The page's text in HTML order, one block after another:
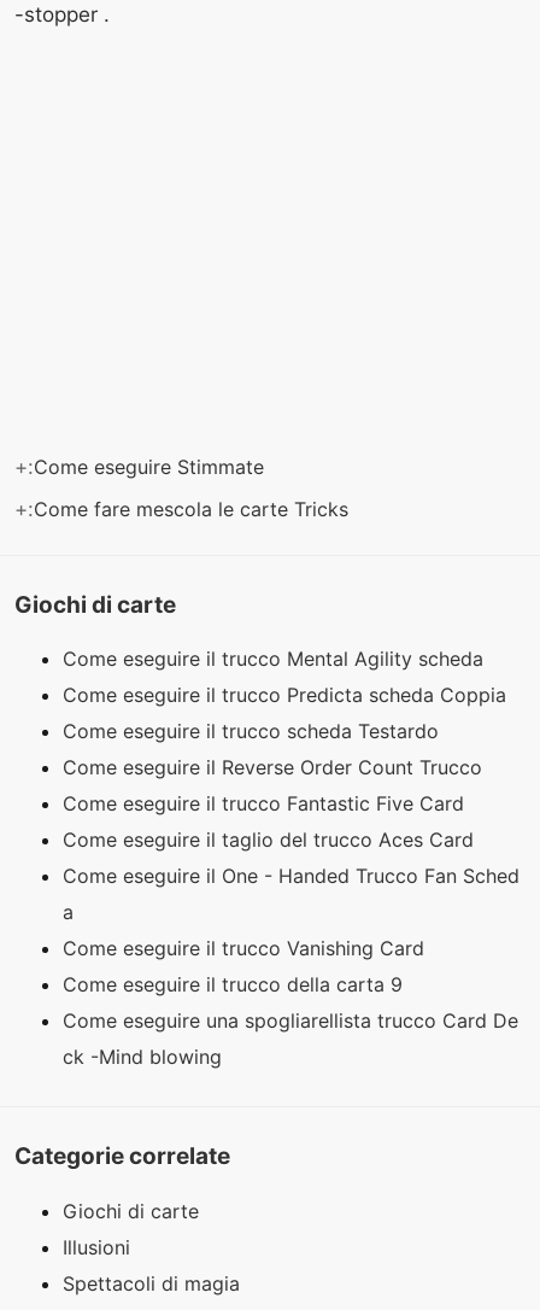
-stopper .
+:Come eseguire Stimmate
+:Come fare mescola le carte Tricks
Giochi di carte
Come eseguire il trucco Mental Agility scheda
Come eseguire il trucco Predicta scheda Coppia
Come eseguire il trucco scheda Testardo
Come eseguire il Reverse Order Count Trucco
Come eseguire il trucco Fantastic Five Card
Come eseguire il taglio del trucco Aces Card
Come eseguire il One - Handed Trucco Fan Sched
a
Come eseguire il trucco Vanishing Card
Come eseguire il trucco della carta 9
Come eseguire una spogliarellista trucco Card De
ck -Mind blowing
Categorie correlate
Giochi di carte
Illusioni
Spettacoli di magia